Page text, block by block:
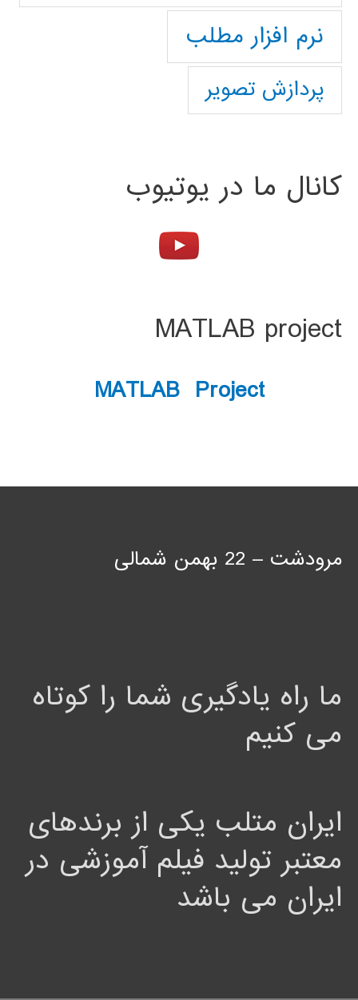
نرم افزار مطلب
پردازش تصویر
کانال ما در یوتیوب
MATLAB project
MATLAB Project
مرودشت – 22 بهمن شمالی
ما راه یادگیری شما را کوتاه
می کنیم
ایران متلب یکی از برندهای
معتبر تولید فیلم آموزشی در
ایران می باشد